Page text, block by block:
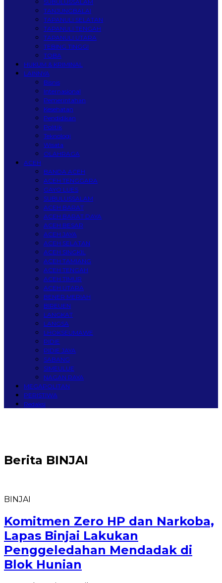
SUBULUSSALAM
TANJUNGBALAI
TAPANULI SELATAN
TAPANULI TENGAH
TAPANULI UTARA
TEBING TINGGI
TOBA
HUKUM & KRIMINAL
LAINNYA
Bisnis
Internasional
Pemerintahan
Kesehatan
Pendidikan
Politik
Teknologi
Wisata
OLAHRAGA
ACEH
BANDA ACEH
ACEH TENGGARA
GAYO LUES
SUBULUSSALAM
ACEH BARAT
ACEH BARAT DAYA
ACEH BESAR
ACEH JAYA
ACEH SELATAN
ACEH SINGKIL
ACEH TAMIANG
ACEH TENGAH
ACEH TIMUR
ACEH UTARA
BENER MERIAH
BIREUEN
LANGKAT
LANGSA
LHOKSEUMAWE
PIDIE
PIDIE JAYA
SABANG
SIMEULUE
NAGAN RAYA
MEGAPOLITAN
PERISTIWA
Redaksi
Berita BINJAI
BINJAI
Komitmen Zero HP dan Narkoba,
Lapas Binjai Lakukan
Penggeledahan Mendadak di
Blok Hunian